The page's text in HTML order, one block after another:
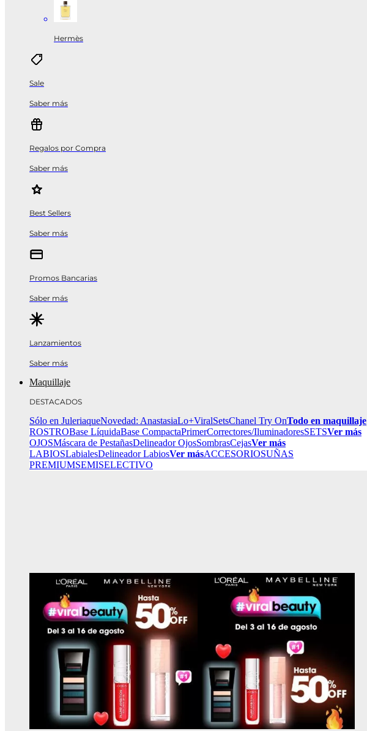
Hermès
Sale
Saber más
Regalos por Compra
Saber más
Best Sellers
Saber más
Promos Bancarias
Saber más
Lanzamientos
Saber más
Maquillaje
DESTACADOS
Sólo en JuleriaqueNovedad: AnastasiaLo+ViralSetsChanel Try OnTodo en maquillaje
ROSTROBase LíquidaBase CompactaPrimerCorrectores/IluminadoresSETSVer más
OJOSMáscara de PestañasDelineador OjosSombrasCejasVer más
LABIOSLabialesDelineador LabiosVer másACCESORIOSUÑAS
PREMIUMSEMISELECTIVO